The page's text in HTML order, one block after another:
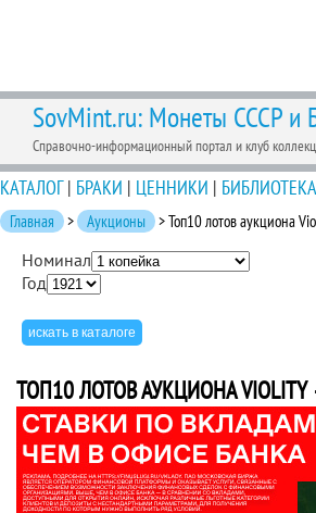
SovMint.ru: Монеты СССР и
Справочно-информационный портал и клуб
КАТАЛОГ| БРАКИ | ЦЕННИКИ | БИБЛИОТЕКА
Главная > Аукционы > Топ10 лотов аукциона
Номинал
Год
ТОП10 ЛОТОВ АУКЦИОНА